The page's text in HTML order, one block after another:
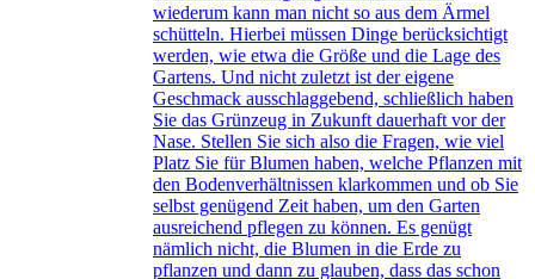
wiederum kann man nicht so aus dem Ärmel
schütteln. Hierbei müssen Dinge berücksichtigt
werden, wie etwa die Größe und die Lage des
Gartens. Und nicht zuletzt ist der eigene
Geschmack ausschlaggebend, schließlich haben
Sie das Grünzeug in Zukunft dauerhaft vor der
Nase. Stellen Sie sich also die Fragen, wie viel
Platz Sie für Blumen haben, welche Pflanzen mit
den Bodenverhältnissen klarkommen und ob Sie
selbst genügend Zeit haben, um den Garten
ausreichend pflegen zu können. Es genügt
nämlich nicht, die Blumen in die Erde zu
pflanzen und dann zu glauben, dass das schon